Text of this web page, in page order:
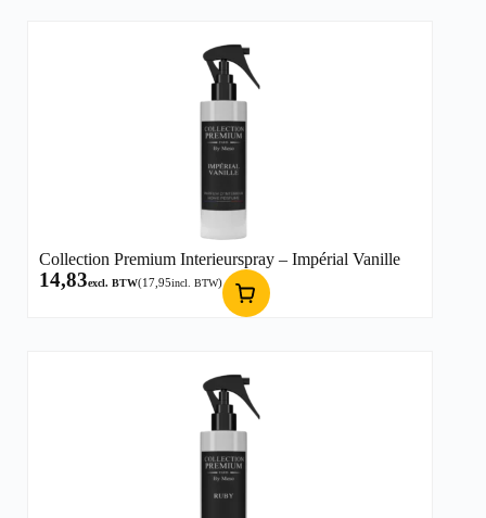
Collection Premium Interieurspray – Impérial Vanille
14,83excl. BTW(17,95incl. BTW)